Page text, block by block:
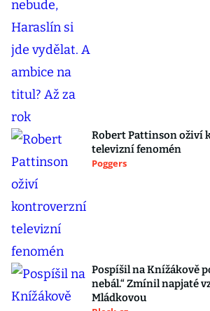
Robert Pattinson oživí
televizní fenomén
Poggers
Pospíšil na Knížákově
nebál.“ Zmínil napjaté
Mládkovou